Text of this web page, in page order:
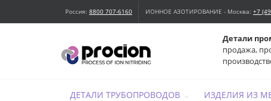
Россия: 8800 707-6160 ИОННОЕ АЗОТИРОВАНИЕ - Москва: +7
Детали
продажа,
ДЕТАЛИ ТРУБОПРОВОДОВ ИЗДЕЛИЯ ИЗ